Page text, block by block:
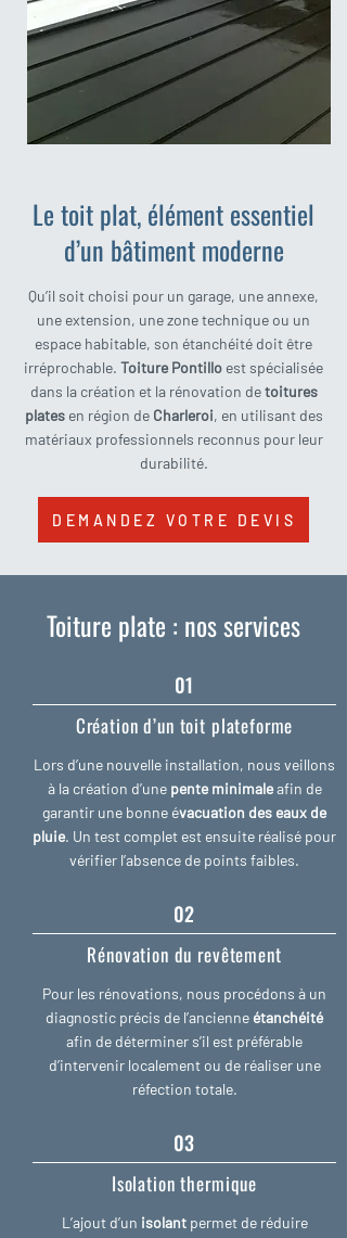
Le toit plat, élément essentiel
d’un bâtiment moderne
Qu’il soit choisi pour un garage, une annexe,
une extension, une zone technique ou un
espace habitable, son étanchéité doit être
irréprochable. Toiture Pontillo est spécialisée
dans la création et la rénovation detoitures
platesen région de Charleroi, en utilisant des
matériaux professionnels reconnus pour leur
durabilité.
DEMANDEZ VOTRE DEVIS
Toiture plate : nos services
01
Création d’un toit plateforme
Lors d’une nouvelle installation, nous veillons
à la création d’une pente minimaleafin de
garantir une bonne évacuation des eaux de
pluie. Un test complet est ensuite réalisé pour
vérifier l’absence de points faibles.
02
Rénovation du revêtement
Pour les rénovations, nous procédons à un
diagnostic précis de l’ancienne étanchéité
afin de déterminer s’il est préférable
d’intervenir localement ou de réaliser une
réfection totale.
03
Isolation thermique
L’ajout d’un isolantpermet de réduire